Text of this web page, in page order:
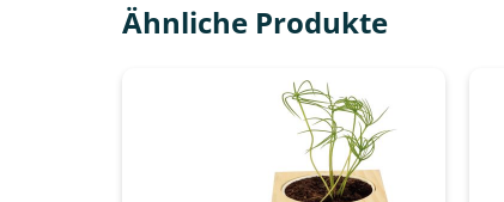
Ähnliche Produkte